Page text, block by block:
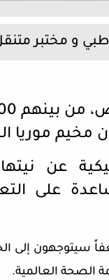
و مختبر
مخيم موريا
عن
على
13 طبيباً ومسعفاً
الصحة العالمية.